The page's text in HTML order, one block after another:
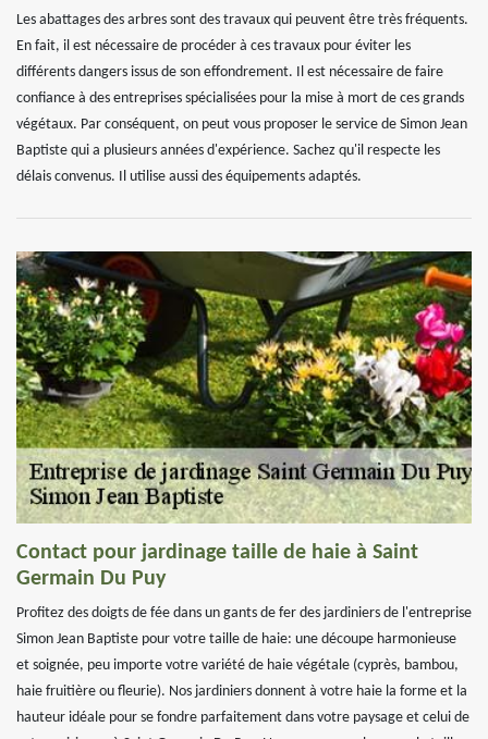
Les abattages des arbres sont des travaux qui peuvent être très fréquents.
En fait, il est nécessaire de procéder à ces travaux pour éviter les
différents dangers issus de son effondrement. Il est nécessaire de faire
confiance à des entreprises spécialisées pour la mise à mort de ces grands
végétaux. Par conséquent, on peut vous proposer le service de Simon Jean
Baptiste qui a plusieurs années d'expérience. Sachez qu'il respecte les
délais convenus. Il utilise aussi des équipements adaptés.
Contact pour jardinage taille de haie à Saint
Germain Du Puy
Profitez des doigts de fée dans un gants de fer des jardiniers de l'entreprise
Simon Jean Baptiste pour votre taille de haie: une découpe harmonieuse
et soignée, peu importe votre variété de haie végétale (cyprès, bambou,
haie fruitière ou fleurie). Nos jardiniers donnent à votre haie la forme et la
hauteur idéale pour se fondre parfaitement dans votre paysage et celui de